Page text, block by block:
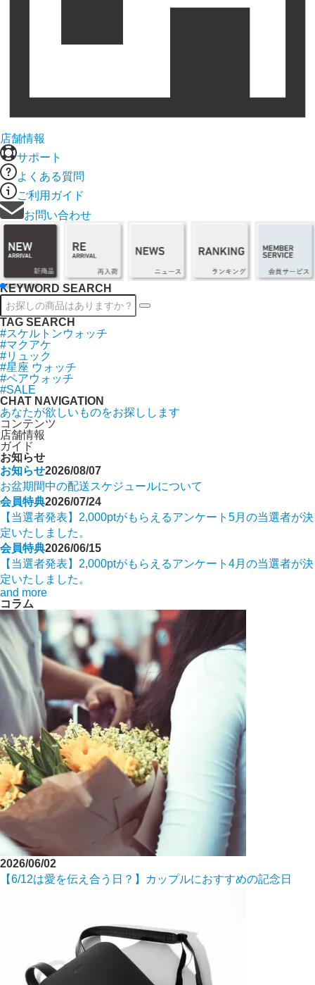
店舗情報
サポート
よくある質問
ご利用ガイド
お問い合わせ
KEYWORD SEARCH
TAG SEARCH
#スケルトンウォッチ
#マクアケ
#リュック
#星座 ウォッチ
#ペアウォッチ
#SALE
CHAT NAVIGATION
あなたが欲しいものをお探しします
コンテンツ
店舗情報
ガイド
お知らせ
お知らせ2026/08/07
お盆期間中の配送スケジュールについて
会員特典2026/07/24
【当選者発表】2,000ptがもらえるアンケート5月の当選者が決
定いたしました。
会員特典2026/06/15
【当選者発表】2,000ptがもらえるアンケート4月の当選者が決
定いたしました。
and more
コラム
2026/06/02
【6/12は愛を伝え合う日？】カップルにおすすめの記念日